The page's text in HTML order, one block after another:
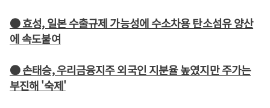
● 효성, 일본 수출규제 가능성에 수소차용 탄소섬유 양산
에 속도붙여
● 손태승, 우리금융지주 외국인 지분율 높였지만 주가는
부진해 '숙제'